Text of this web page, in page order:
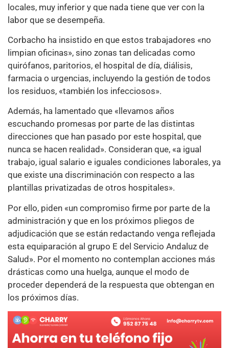
locales, muy inferior y que nada tiene que ver con la
labor que se desempeña.
Corbacho ha insistido en que estos trabajadores «no
limpian oficinas», sino zonas tan delicadas como
quirófanos, paritorios, el hospital de día, diálisis,
farmacia o urgencias, incluyendo la gestión de todos
los residuos, «también los infecciosos».
Además, ha lamentado que «llevamos años
escuchando promesas por parte de las distintas
direcciones que han pasado por este hospital, que
nunca se hacen realidad». Consideran que, «a igual
trabajo, igual salario e iguales condiciones laborales, ya
que existe una discriminación con respecto a las
plantillas privatizadas de otros hospitales».
Por ello, piden «un compromiso firme por parte de la
administración y que en los próximos pliegos de
adjudicación que se están redactando venga reflejada
esta equiparación al grupo E del Servicio Andaluz de
Salud». Por el momento no contemplan acciones más
drásticas como una huelga, aunque el modo de
proceder dependerá de la respuesta que obtengan en
los próximos días.